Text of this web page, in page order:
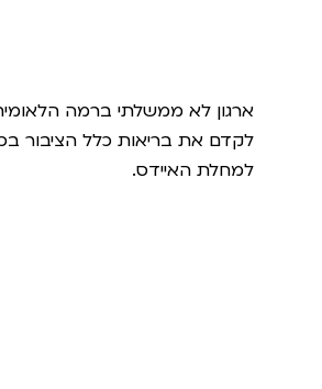
ארגון לא ממשלתי ברמה
לקדם את בריאות כלל הציבור
למחלת האיידס.